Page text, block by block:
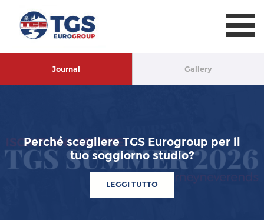
Journal Gallery
Perché scegliere TGS Eurogroup per il
tuo soggiorno studio?
LEGGI TUTTO